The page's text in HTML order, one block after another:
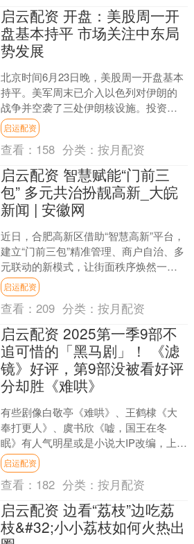
启云配资 开盘：美股周一开
盘基本持平 市场关注中东局
势发展
北京时间6月23日晚，美股周一开盘基本
持平。美军周末已介入以色列对伊朗的
战争并空袭了三处伊朗核设施。投资者
关注伊朗是否会对美国轰炸其核设施作
出报复，及其对全球贸....
启运配资
查看： 158 分类：按月配资
启云配资 智慧赋能“门前三
包” 多元共治扮靓高新_大皖
新闻 | 安徽网
近日，合肥高新区借助“智慧高新”平台，
建立“门前三包”精准管理、商户自治、多
元联动的新模式，让街面秩序焕然一
新。 智慧平台精准管理，责任落实更高
效。您有一条最新....
启运配资
查看：209 分类：按月配资
启云配资 2025第一季9部不
追可惜的「黑马剧」！ 《滤
镜》好评，第9部没被看好评
分却胜《难哄》
有些剧像白敬亭《难哄》、王鹤棣《大
奉打更人》、虞书欣《嘘，国王在冬
眠》有人气明星或是小说大IP改编，上档
前就备受期待，但有些剧开播前不被看
好，播出后却意外成为黑....
启运配资
查看： 182 分类：按月配资
启云配资 边看“荔枝”边吃荔
枝&#32;小小荔枝如何火热出